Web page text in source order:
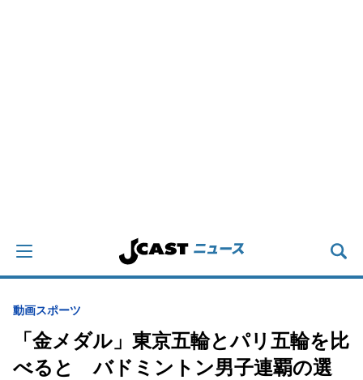
動画スポーツ
「金メダル」東京五輪とパリ五輪を比
べると バドミントン男子連覇の選